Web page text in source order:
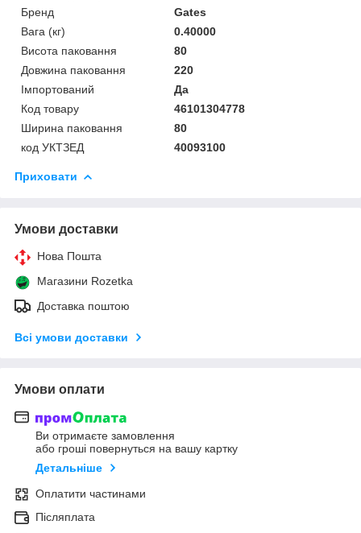
Бренд
Gates
Вага (кг)
0.40000
Висота паковання
80
Довжина паковання
220
Імпортований
Да
Код товару
46101304778
Ширина паковання
80
код УКТЗЕД
40093100
Приховати
Умови доставки
Нова Пошта
Магазини Rozetka
Доставка поштою
Всі умови доставки
Умови оплати
Ви отримаєте замовлення
або гроші повернуться на вашу картку
Детальніше
Оплатити частинами
Післяплата